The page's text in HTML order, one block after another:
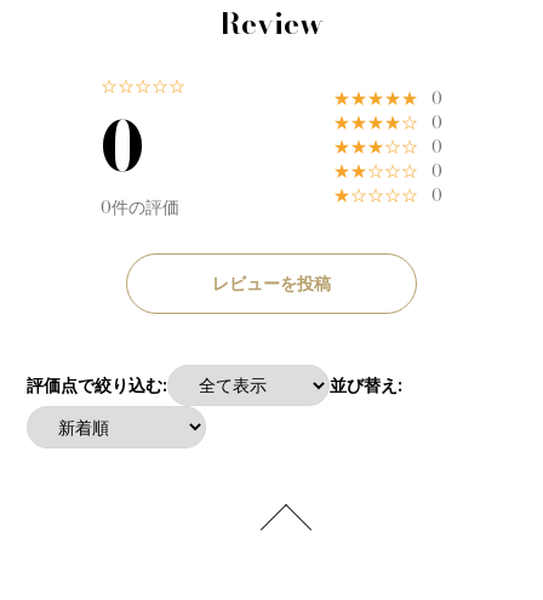
Review
☆☆☆☆☆
0
0件の評価
★★★★★ 0
★★★★☆ 0
★★★☆☆ 0
★★☆☆☆ 0
★☆☆☆☆ 0
レビューを投稿
評価点で絞り込む: 並び替え: